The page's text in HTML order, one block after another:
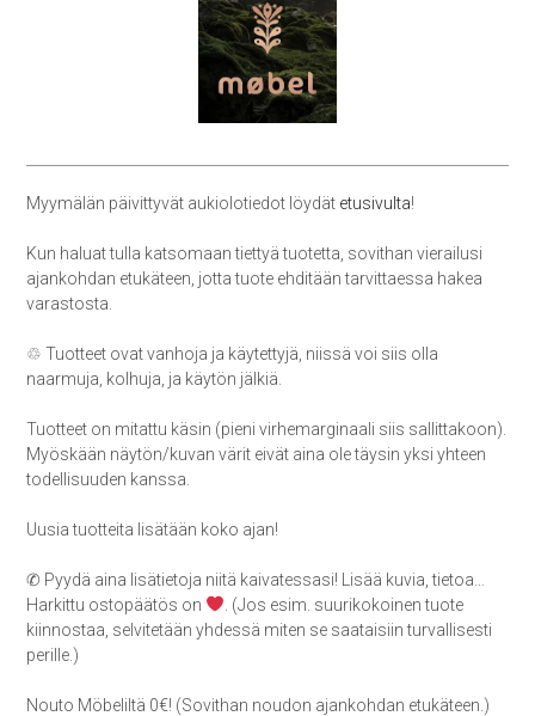
Myymälän päivittyvät aukiolotiedot löydät etusivulta!
Kun haluat tulla katsomaan tiettyä tuotetta, sovithan vierailusi
ajankohdan etukäteen, jotta tuote ehditään tarvittaessa hakea
varastosta.
♲ Tuotteet ovat vanhoja ja käytettyjä, niissä voi siis olla
naarmuja, kolhuja, ja käytön jälkiä.
Tuotteet on mitattu käsin (pieni virhemarginaali siis sallittakoon).
Myöskään näytön/kuvan värit eivät aina ole täysin yksi yhteen
todellisuuden kanssa.
Uusia tuotteita lisätään koko ajan!
✆ Pyydä aina lisätietoja niitä kaivatessasi! Lisää kuvia, tietoa…
Harkittu ostopäätös on
. (Jos esim. suurikokoinen tuote
kiinnostaa, selvitetään yhdessä miten se saataisiin turvallisesti
perille.)
Nouto Möbeliltä 0€! (Sovithan noudon ajankohdan etukäteen.)